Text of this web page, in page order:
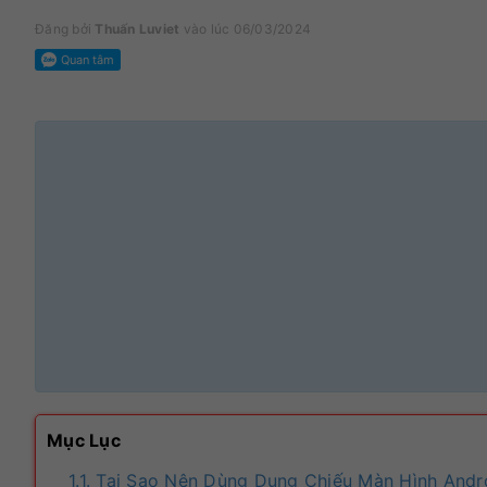
Đăng bởi Thuấn Luviet vào lúc 06/03/2024
Mục Lục
1.1. Tại Sao Nên Dùng Dụng Chiếu Màn Hình